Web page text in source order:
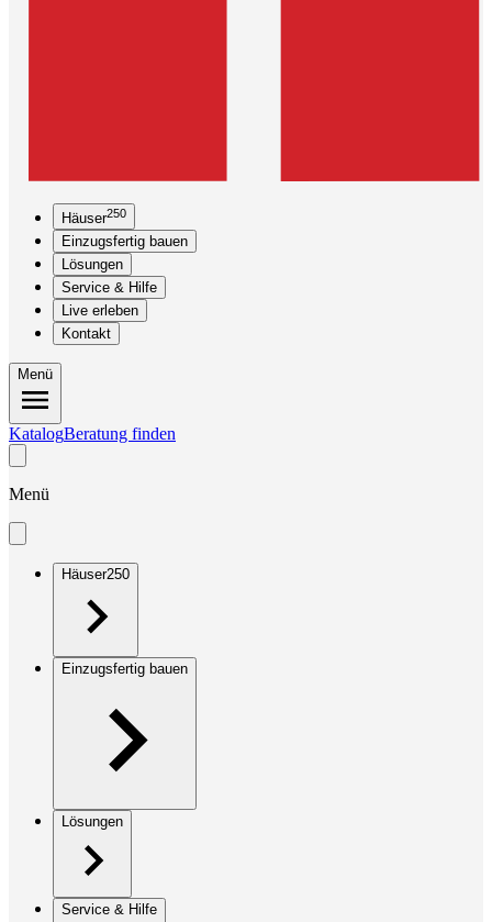
Häuser250
Einzugsfertig bauen
Lösungen
Service & Hilfe
Live erleben
Kontakt
Menü
KatalogBeratung finden
Menü
Häuser250
Einzugsfertig bauen
Lösungen
Service & Hilfe